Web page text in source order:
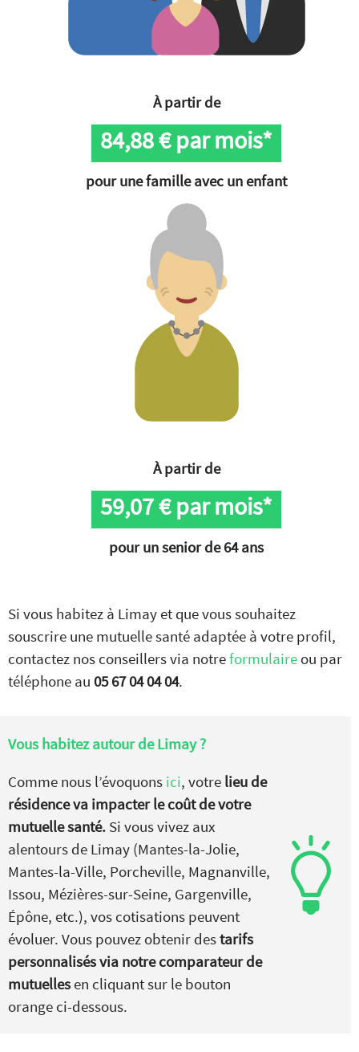
À partir de
84,88€ par mois*
pour une famille avec un enfant
À partir de
59,07€ par mois*
pour un senior de 64 ans
Si vous habitez à Limay et que vous souhaitez
souscrire une mutuelle santé adaptée à votre profil,
contactez nos conseillers via notreformulaire ou par
téléphone au 05 67 04 04 04.
Vous habitez autour deLimay ?
Comme nous l’évoquons ici, votre lieu de
résidence va impacter le coût de votre
mutuelle santé. Si vous vivez aux
alentours de Limay (Mantes-la-Jolie,
Mantes-la-Ville, Porcheville, Magnanville,
Issou, Mézières-sur-Seine, Gargenville,
Épône, etc.), vos cotisations peuvent
évoluer. Vous pouvez obtenir destarifs
personnalisés via notre comparateur de
mutuelles en cliquant sur le bouton
orange ci-dessous.